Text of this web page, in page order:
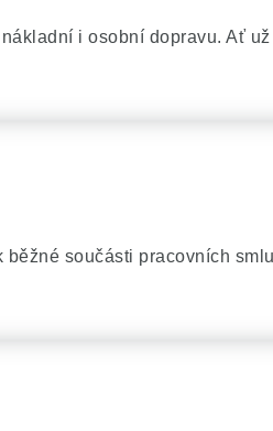
i osobní dopravu. Ať
součásti pracovních